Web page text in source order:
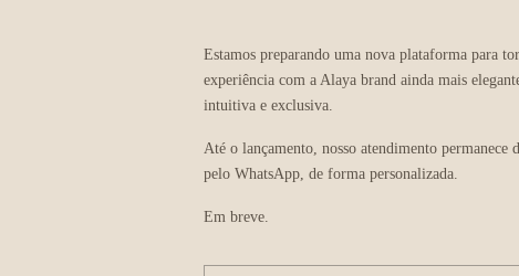
Estamos preparando uma nova plataforma para
experiência com a Alaya brand ainda mais
intuitiva e exclusiva.
Até o lançamento, nosso atendimento permanece
pelo WhatsApp, de forma personalizada.
Em breve.